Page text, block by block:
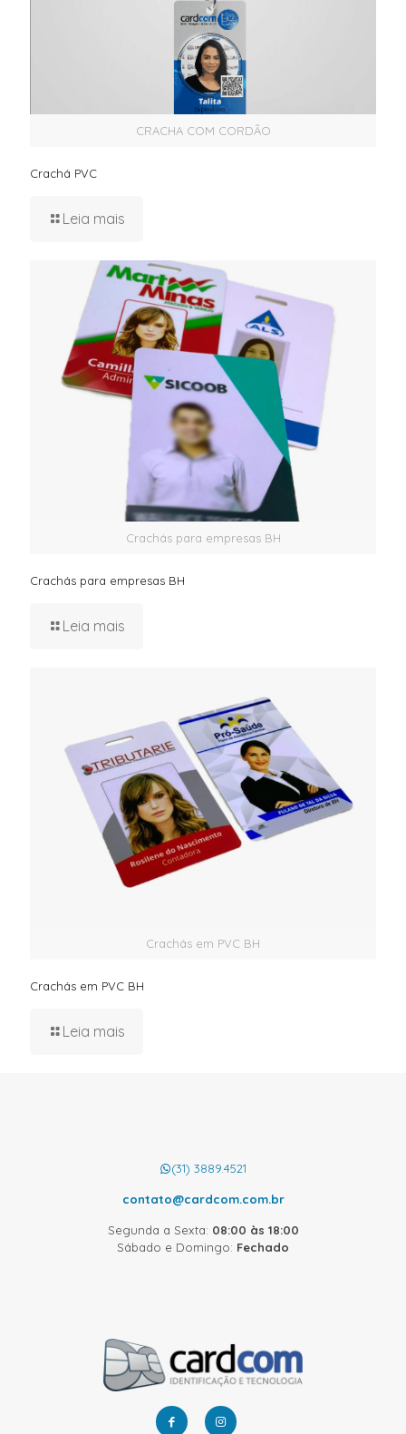
CRACHA COM CORDÃO
Crachá PVC
Leia mais
Crachás para empresas BH
Crachás para empresas BH
Leia mais
Crachás em PVC BH
Crachás em PVC BH
Leia mais
(31) 3889.4521
contato@cardcom.com.br
Segunda a Sexta: 08:00 às 18:00
Sábado e Domingo: Fechado